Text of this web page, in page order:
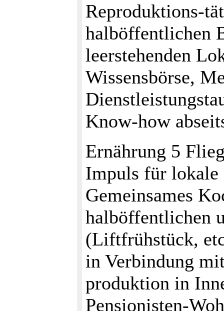
Reproduktions-
halböffentlichen
leerstehenden
Wissensbörse,
Know-how
Ernährung 5
Impuls für lokale
Gemeinsames
halböffentlichen
(Liftfrühstück,
in Verbindung
produktion in
Pensionisten-